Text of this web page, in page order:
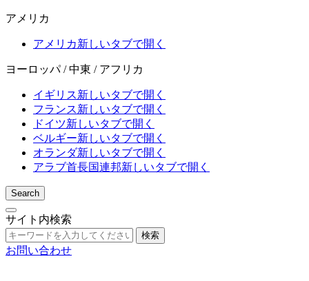
アメリカ
アメリカ新しいタブで開く
ヨーロッパ / 中東 / アフリカ
イギリス新しいタブで開く
フランス新しいタブで開く
ドイツ新しいタブで開く
ベルギー新しいタブで開く
オランダ新しいタブで開く
アラブ首長国連邦新しいタブで開く
Search
サイト内検索
検索
お問い合わせ